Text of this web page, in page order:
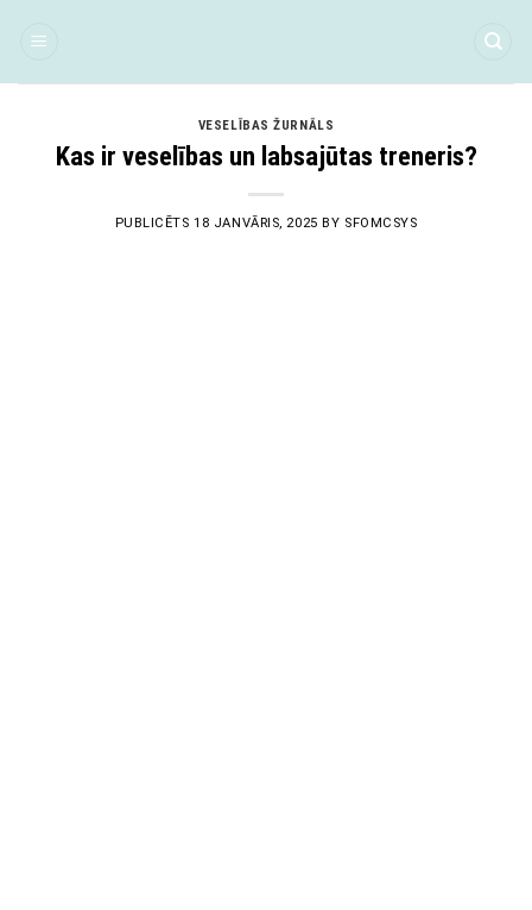
VESELĪBAS ŽURNĀLS
Kas ir veselības un labsajūtas treneris?
PUBLICĒTS18 JANVĀRIS, 2025 BY SFOMCSYS